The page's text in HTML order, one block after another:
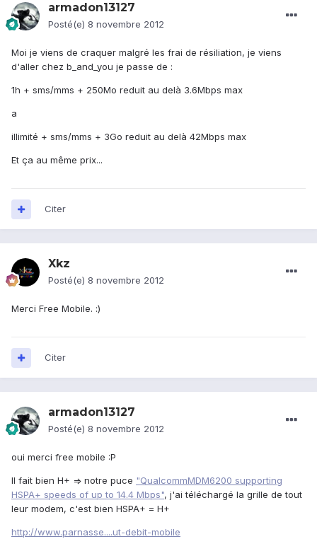
armadon13127
Posté(e) 8 novembre 2012
Moi je viens de craquer malgré les frai de résiliation, je viens
d'aller chez b_and_you je passe de :
1h + sms/mms + 250Mo reduit au delà 3.6Mbps max
a
illimité + sms/mms + 3Go reduit au delà 42Mbps max
Et ça au même prix...
Citer
Xkz
Posté(e) 8 novembre 2012
Merci Free Mobile. :)
Citer
armadon13127
Posté(e) 8 novembre 2012
oui merci free mobile :P
Il fait bien H+ => notre puce "QualcommMDM6200 supporting
HSPA+ speeds of up to 14.4 Mbps", j'ai téléchargé la grille de tout
leur modem, c'est bien HSPA+ = H+
http://www.parnasse....ut-debit-mobile